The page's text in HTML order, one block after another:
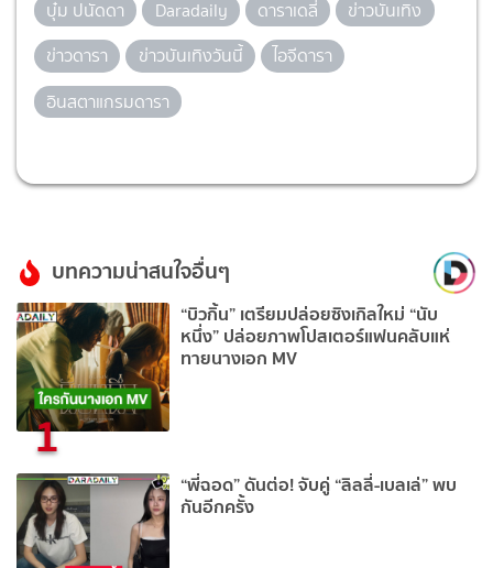
บุ๋ม ปนัดดา Daradaily ดาราเดลี่
ข่าวบันเทิง
ข่าวดารา
ข่าวบันเทิงวันนี้
ไอจีดารา
อินสตาแกรมดารา
บทความน่าสนใจอื่นๆ
1
“บิวกิ้น” เตรียมปล่อยซิงเกิลใหม่ “นับ
หนึ่ง” ปล่อยภาพโปสเตอร์แฟนคลับแห่
ทายนางเอก MV
“พี่ฉอด” ดันต่อ! จับคู่ “ลิลลี่-เบลเล่” พบ
กันอีกครั้ง